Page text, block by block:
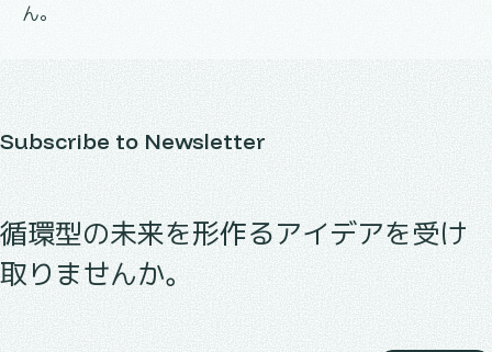
ん。
Subscribe to Newsletter
循環型の未来を形作るアイデアを受け
取りませんか。